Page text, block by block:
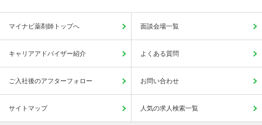
マイナビ薬剤師トップへ 面談会場一覧
キャリアアドバイザー紹介 よくある質問
ご入社後のアフターフォロー お問い合わせ
サイトマップ 人気の求人検索一覧